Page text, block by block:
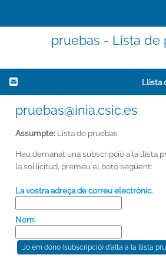
pruebas - Lista de
Llista
pruebas@inia.csic.es
Assumpte: Lista de pruebas
Heu demanat una subscripció a la llista
la sol·licitud, premeu el botó següent:
La vostra adreça de correu electrònic.
Nom: